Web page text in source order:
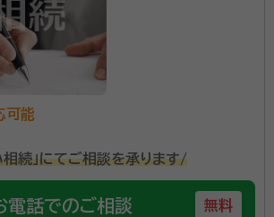
可能
相続」にてご相談を承ります/
電話でのご相談 無料